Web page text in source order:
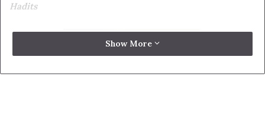
Hadits
Show More